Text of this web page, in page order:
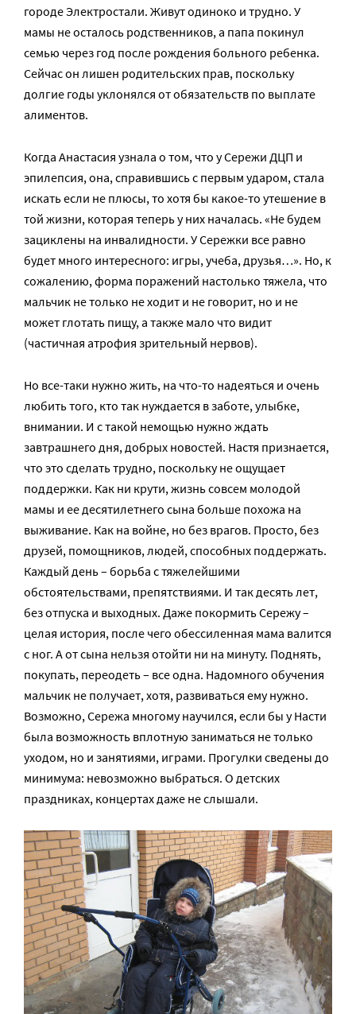
городе Электростали. Живут одиноко и трудно. У
мамы не осталось родственников, а папа покинул
семью через год после рождения больного ребенка.
Сейчас он лишен родительских прав, поскольку
долгие годы уклонялся от обязательств по выплате
алиментов.
Когда Анастасия узнала о том, что у Сережи ДЦП и
эпилепсия, она, справившись с первым ударом, стала
искать если не плюсы, то хотя бы какое-то утешение в
той жизни, которая теперь у них началась. «Не будем
зациклены на инвалидности. У Сережки все равно
будет много интересного: игры, учеба, друзья…». Но, к
сожалению, форма поражений настолько тяжела, что
мальчик не только не ходит и не говорит, но и не
может глотать пищу, а также мало что видит
(частичная атрофия зрительный нервов).
Но все-таки нужно жить, на что-то надеяться и очень
любить того, кто так нуждается в заботе, улыбке,
внимании. И с такой немощью нужно ждать
завтрашнего дня, добрых новостей. Настя признается,
что это сделать трудно, поскольку не ощущает
поддержки. Как ни крути, жизнь совсем молодой
мамы и ее десятилетнего сына больше похожа на
выживание. Как на войне, но без врагов. Просто, без
друзей, помощников, людей, способных поддержать.
Каждый день – борьба с тяжелейшими
обстоятельствами, препятствиями. И так десять лет,
без отпуска и выходных. Даже покормить Сережу –
целая история, после чего обессиленная мама валится
с ног. А от сына нельзя отойти ни на минуту. Поднять,
покупать, переодеть – все одна. Надомного обучения
мальчик не получает, хотя, развиваться ему нужно.
Возможно, Сережа многому научился, если бы у Насти
была возможность вплотную заниматься не только
уходом, но и занятиями, играми. Прогулки сведены до
минимума: невозможно выбраться. О детских
праздниках, концертах даже не слышали.